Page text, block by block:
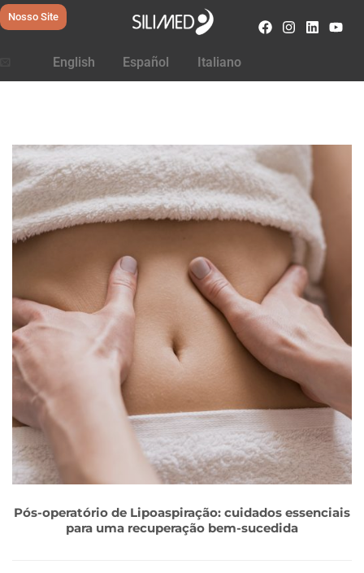
Nosso Site
English Español Italiano
Pós-operatório de Lipoaspiração: cuidados essenciais
para uma recuperação bem-sucedida